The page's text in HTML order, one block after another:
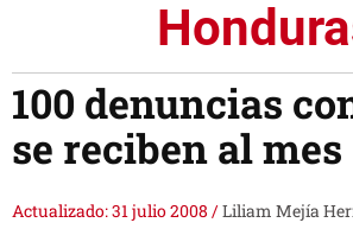
100 denuncias
se reciben al mes
Actualizado: 31 julio 2008 /Liliam Mejía